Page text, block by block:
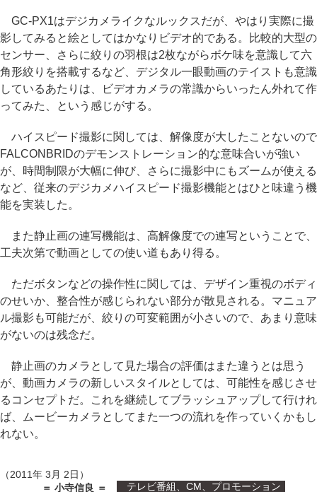
GC-PX1はデジカメライクなルックスだが、やはり実際に撮
影してみると絵としてはかなりビデオ的である。比較的大型の
センサー、さらに絞りの羽根は2枚ながらボケ味を意識して六
角形絞りを搭載するなど、デジタル一眼動画のテイストも意識
しているあたりは、ビデオカメラの常識からいったん外れて作
ってみた、という感じがする。
ハイスピード撮影に関しては、解像度が大したことないので
FALCONBRIDのデモンストレーション的な意味合いが強い
が、時間制限が大幅に伸び、さらに撮影中にもズームが使える
など、従来のデジカメハイスピード撮影機能とはひと味違う機
能を実装した。
また静止画の連写機能は、高解像度での連写ということで、
工夫次第で動画としての使い道もあり得る。
ただボタンなどの操作性に関しては、デザイン重視のボディ
のせいか、整合性が感じられない部分が散見される。マニュア
ル撮影も可能だが、絞りの可変範囲が小さいので、あまり意味
がないのは残念だ。
静止画のカメラとして見た場合の評価はまた違うとは思う
が、動画カメラの新しいスタイルとしては、可能性を感じさせ
るコンセプトだ。これを継続してブラッシュアップして行けれ
ば、ムービーカメラとしてまた一つの流れを作っていくかもし
れない。
（2011年 3月 2日）
＝ 小寺信良 ＝
テレビ番組、CM、プロモーション